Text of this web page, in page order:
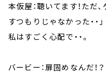
本仮屋：聴いてます！ただ
すつもりじゃなかった・・
私はすごく心配で・・。
バービー：扉固めなんだ！？